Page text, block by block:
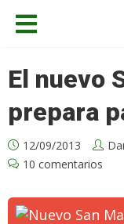
El nuevo
prepara
12/09/2013
10 comentarios